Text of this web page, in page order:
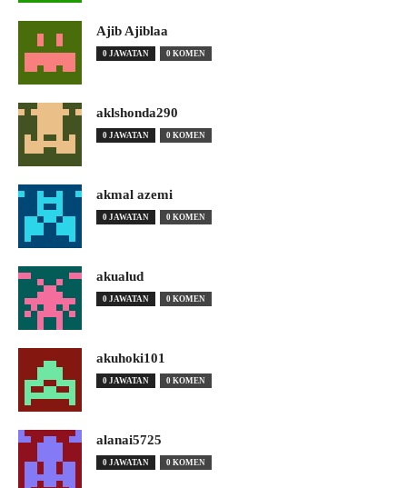
Ajib Ajiblaa
0 JAWATAN 0 KOMEN
aklshonda290
0 JAWATAN 0 KOMEN
akmal azemi
0 JAWATAN 0 KOMEN
akualud
0 JAWATAN 0 KOMEN
akuhoki101
0 JAWATAN 0 KOMEN
alanai5725
0 JAWATAN 0 KOMEN